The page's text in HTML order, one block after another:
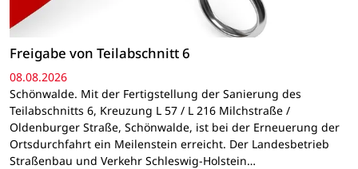
Freigabe von Teilabschnitt 6
08.08.2026
Schönwalde. Mit der Fertigstellung der Sanierung des
Teilabschnitts 6, Kreuzung L 57 / L 216 Milchstraße /
Oldenburger Straße, Schönwalde, ist bei der Erneuerung der
Ortsdurchfahrt ein Meilenstein erreicht. Der Landesbetrieb
Straßenbau und Verkehr Schleswig-Holstein…